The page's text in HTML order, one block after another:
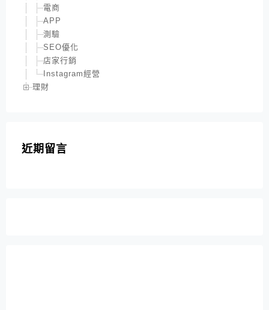
電商
APP
測驗
SEO優化
店家行銷
Instagram經營
理財
近期留言